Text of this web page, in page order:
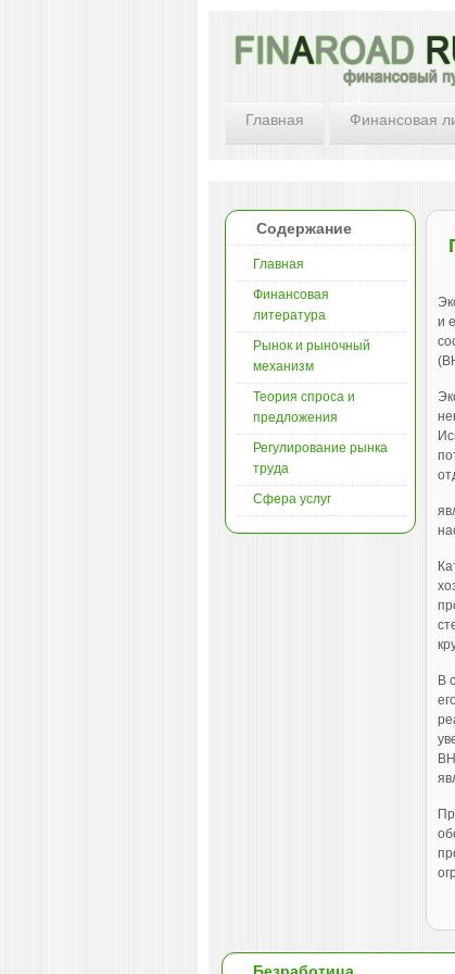
Главная Финансовая
и
В
Содержание
Главная
Финансовая
литература
Рынок и рыночный
механизм
Теория спроса и
предложения
Регулирование рынка
труда
Сфера услуг